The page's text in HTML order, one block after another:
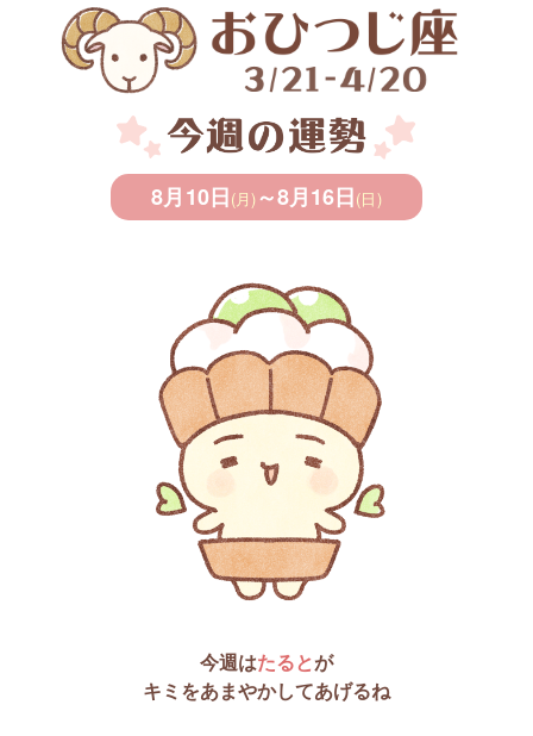
8月10日(月)～8月16日(日)
今週はたるとが
キミをあまやかしてあげるね